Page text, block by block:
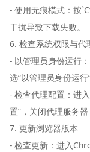
- 使用无痕模式：按
干扰导致下载失败。
6. 检查系统权限与代
- 以管理员身份运行
选“以管理员身份运行
- 检查代理配置：进
置”，关闭代理服务
7. 更新浏览器版本
- 检查更新：进入